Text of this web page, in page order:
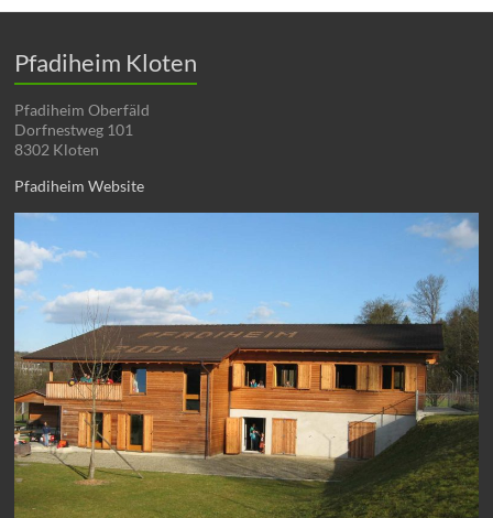
Pfadiheim Kloten
Pfadiheim Oberfäld
Dorfnestweg 101
8302 Kloten
Pfadiheim Website